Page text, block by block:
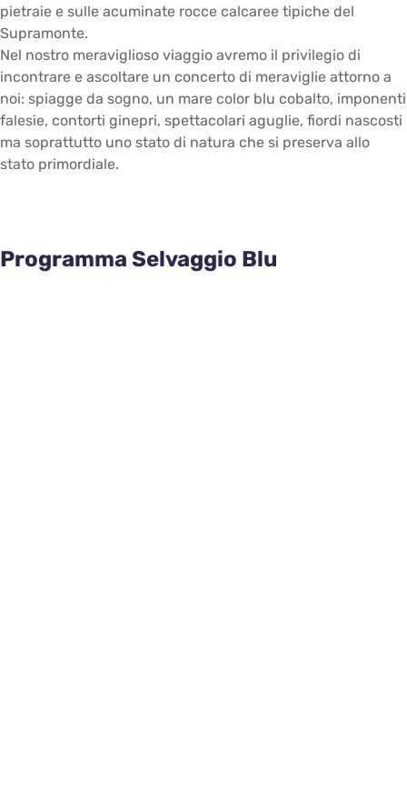
pietraie e sulle acuminate rocce calcaree tipiche del
Supramonte.
Nel nostro meraviglioso viaggio avremo il privilegio di
incontrare e ascoltare un concerto di meraviglie attorno a
noi: spiagge da sogno, un mare color blu cobalto, imponenti
falesie, contorti ginepri, spettacolari aguglie, fiordi nascosti
ma soprattutto uno stato di natura che si preserva allo
stato primordiale.
Programma Selvaggio Blu